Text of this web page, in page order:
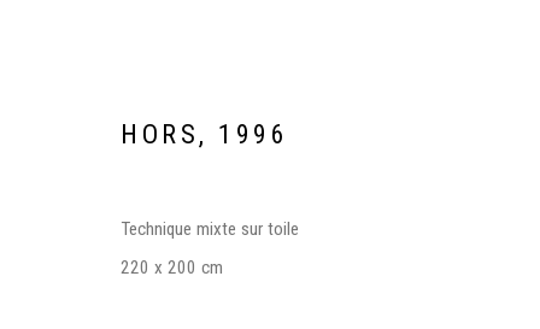
HORS , 1996
Technique mixte sur toile
220 x 200 cm